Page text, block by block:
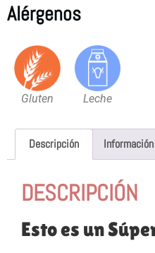
Alérgenos
Gluten Leche
Descripción
DESCRIPCIÓN
Esto es un